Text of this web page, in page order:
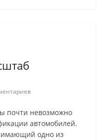
почти невозможно
автомобилей.
одно из